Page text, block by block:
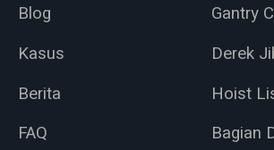
Blog
Kasus
Berita
FAQ
Gantry
Derek
Hoist
Bagian